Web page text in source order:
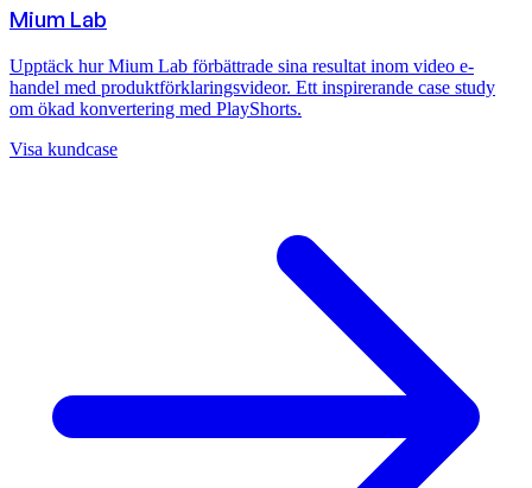
Mium Lab
Upptäck hur Mium Lab förbättrade sina resultat inom video e-
handel med produktförklaringsvideor. Ett inspirerande case study
om ökad konvertering med PlayShorts.
Visa kundcase